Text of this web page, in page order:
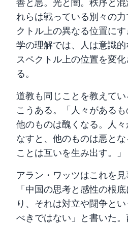
れらは戦っている別々の
クトル上の異なる位置に
学の理解では、人は意識
スペクトル上の位置を変
る。
道教も同じことを教えて
こうある。「人々があるも
他のものは醜くなる。人
なすと、他のものは悪と
ことは互いを生み出す。」
アラン・ワッツはこれを
「中国の思考と感性の根
り、それは対立や闘争と
べきではない」と書いた